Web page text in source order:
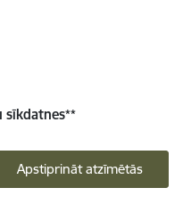
sīkdatnes**
Apstiprināt atzīmētās